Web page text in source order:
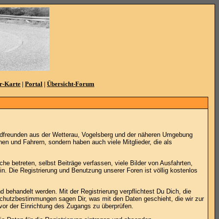
Karte | Portal | Übersicht-Forum
aus der Wetterau, Vogelsberg und der näheren Umgebung
und Fahrern, sondern haben auch viele Mitglieder, die als
betreten, selbst Beiträge verfassen, viele Bilder von Ausfahrten,
Die Registrierung und Benutzung unserer Foren ist völlig kostenlos
behandelt werden. Mit der Registrierung verpflichtest Du Dich, die
sagen Dir, was mit den Daten geschieht, die wir zur
der Einrichtung des Zugangs zu überprüfen.